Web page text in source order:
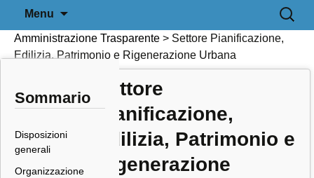
Menu
contenuto
Ricerca
per:
Amministrazione Trasparente > Settore Pianificazione,
Edilizia, Patrimonio e Rigenerazione Urbana
Sommario
Disposizioni
generali
Organizzazione
Settore
Pianificazione,
Edilizia, Patrimonio e
Rigenerazione